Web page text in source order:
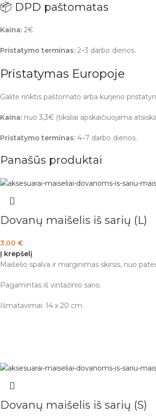
📦 DPD paštomatas
Kaina: 2€
Pristatymo terminas: 2–3 darbo dienos.
Pristatymas Europoje
Galite rinktis paštomato arba kurjerio
Kaina: nuo 3,3€ (tiksliai apskaičiuojama
Pristatymo terminas: 4–7 darbo dienos.
Panašūs produktai
Dovanų maišelis iš sarių (L)
3,00 €
Į krepšelį
Maišelio spalva ir marginimas skirsis, nuo
Pagamintas iš vintažinio sario.
Išmatavimai: 14 x 20 cm.
Dovanų maišelis iš sarių (S)